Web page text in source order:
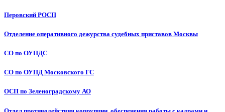
Перовский РОСП
Отделение оперативного дежурства судебных приставов Москвы
СО по ОУПДС
СО по ОУПД Московского ГС
ОСП по Зеленоградскому АО